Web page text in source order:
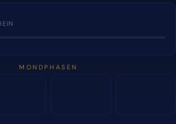
MONDPHASEN